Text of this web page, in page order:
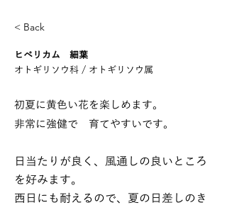
< Back
ヒペリカム 細葉
オトギリソウ科 / オトギリソウ属
初夏に黄色い花を楽しめます。
非常に強健で 育てやすいです。
日当たりが良く、風通しの良いところ
を好みます。
西日にも耐えるので、夏の日差しのき